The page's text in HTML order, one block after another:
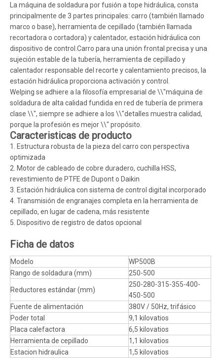
La máquina de soldadura por fusión a tope hidráulica, consta
principalmente de 3 partes principales: carro (también llamado
marco o base), herramienta de cepillado (también llamada
recortadora o cortadora) y calentador, estación hidráulica con
dispositivo de control.Carro para una unión frontal precisa y una
sujeción estable de la tubería, herramienta de cepillado y
calentador responsable del recorte y calentamiento precisos, la
estación hidráulica proporciona activación y control.
Welping se adhiere a la filosofía empresarial de \\"máquina de
soldadura de alta calidad fundida en red de tubería de primera
clase \\", siempre se adhiere a los \\"detalles muestra calidad,
porque la profesión es mejor \\" propósito.
Caracteristicas de producto
1. Estructura robusta de la pieza del carro con perspectiva
optimizada
2. Motor de cableado de cobre duradero, cuchilla HSS,
revestimiento de PTFE de Dupont o Daikin
3. Estación hidráulica con sistema de control digital incorporado
4. Transmisión de engranajes completa en la herramienta de
cepillado, en lugar de cadena, más resistente
5. Dispositivo de registro de datos opcional
Ficha de datos
Modelo
WP500B
Rango de soldadura (mm)
250-500
Reductores estándar (mm)
250-280-315-355-400-
450-500
Fuente de alimentación
380V / 50Hz, trifásico
Poder total
9,1 kilovatios
Placa calefactora
6,5 kilovatios
Herramienta de cepillado
1,1 kilovatios
Estacion hidraulica
1,5 kilovatios